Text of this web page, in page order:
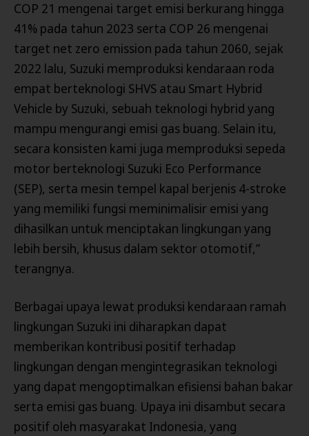
COP 21 mengenai target emisi berkurang hingga
41% pada tahun 2023 serta COP 26 mengenai
target net zero emission pada tahun 2060, sejak
2022 lalu, Suzuki memproduksi kendaraan roda
empat berteknologi SHVS atau Smart Hybrid
Vehicle by Suzuki, sebuah teknologi hybrid yang
mampu mengurangi emisi gas buang. Selain itu,
secara konsisten kami juga memproduksi sepeda
motor berteknologi Suzuki Eco Performance
(SEP), serta mesin tempel kapal berjenis 4-stroke
yang memiliki fungsi meminimalisir emisi yang
dihasilkan untuk menciptakan lingkungan yang
lebih bersih, khusus dalam sektor otomotif,”
terangnya.
Berbagai upaya lewat produksi kendaraan ramah
lingkungan Suzuki ini diharapkan dapat
memberikan kontribusi positif terhadap
lingkungan dengan mengintegrasikan teknologi
yang dapat mengoptimalkan efisiensi bahan bakar
serta emisi gas buang. Upaya ini disambut secara
positif oleh masyarakat Indonesia, yang